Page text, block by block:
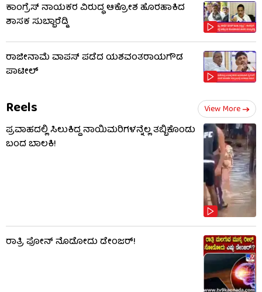
ಕಾಂಗ್ರೆಸ್ ನಾಯಕರ ವಿರುದ್ಧ ಆಕ್ರೋಶ ಹೊರಹಾಕಿದ
ಶಾಸಕ ಸುಬ್ಬಾರೆಡ್ಡಿ
ರಾಜೀನಾಮೆ ವಾಪಸ್ ಪಡೆದ ಯಶವಂತರಾಯಗೌಡ
ಪಾಟೀಲ್
Reels View More
ಪ್ರವಾಹದಲ್ಲಿ ಸಿಲುಕಿದ್ದ ನಾಯಿಮರಿಗಳನ್ನೆಲ್ಲ ತಬ್ಬಿಕೊಂಡು
ಬಂದ ಬಾಲಕಿ!
ರಾತ್ರಿ ಫೋನ್​​ ನೊಡೋದು ಡೇಂಜರ್!